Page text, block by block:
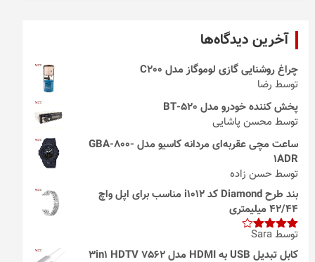
آخرین دیدگاه‌ها
چراغ روشنایی گازی لوموگاز مدل C200
توسط رضا
پخش کننده خودرو مدل 520-BT
توسط محسن پاشایی
ساعت مچی عقربه‌ای مردانه کاسیو مدل GBA-800-
1ADR
توسط حسن زاده
بند طرح Diamond کد i1012 مناسب برای اپل واچ
42/44 میلیمتری
امتیاز4
از 5
توسط Sara
کابل تبدیل USB به HDMI مدل 3in1 HDTV 7562